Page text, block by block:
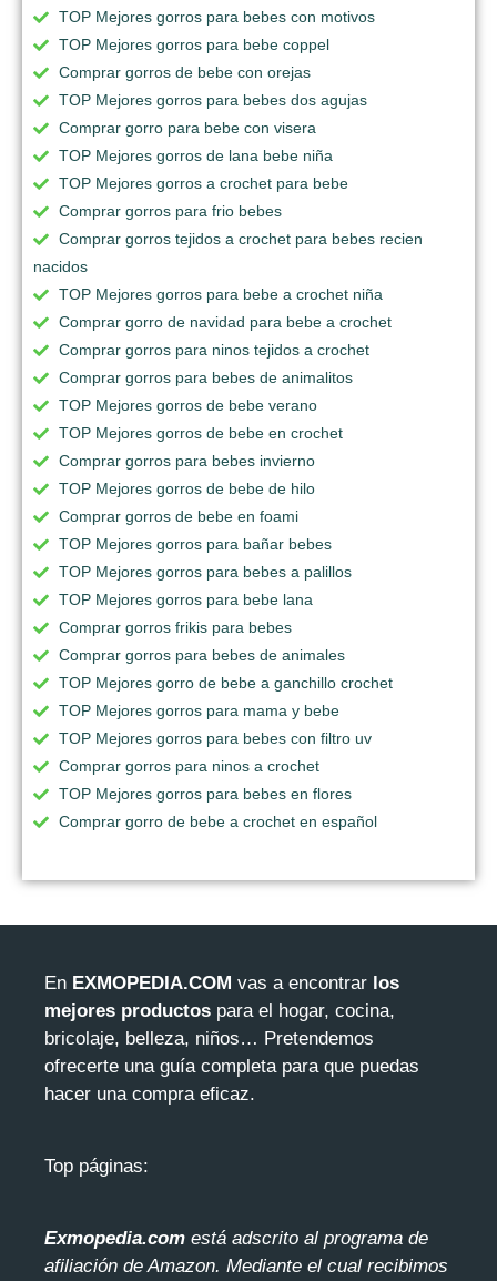
TOP Mejores gorros para bebes con motivos
TOP Mejores gorros para bebe coppel
Comprar gorros de bebe con orejas
TOP Mejores gorros para bebes dos agujas
Comprar gorro para bebe con visera
TOP Mejores gorros de lana bebe niña
TOP Mejores gorros a crochet para bebe
Comprar gorros para frio bebes
Comprar gorros tejidos a crochet para bebes recien
nacidos
TOP Mejores gorros para bebe a crochet niña
Comprar gorro de navidad para bebe a crochet
Comprar gorros para ninos tejidos a crochet
Comprar gorros para bebes de animalitos
TOP Mejores gorros de bebe verano
TOP Mejores gorros de bebe en crochet
Comprar gorros para bebes invierno
TOP Mejores gorros de bebe de hilo
Comprar gorros de bebe en foami
TOP Mejores gorros para bañar bebes
TOP Mejores gorros para bebes a palillos
TOP Mejores gorros para bebe lana
Comprar gorros frikis para bebes
Comprar gorros para bebes de animales
TOP Mejores gorro de bebe a ganchillo crochet
TOP Mejores gorros para mama y bebe
TOP Mejores gorros para bebes con filtro uv
Comprar gorros para ninos a crochet
TOP Mejores gorros para bebes en flores
Comprar gorro de bebe a crochet en español
En EXMOPEDIA.COM vas a encontrar los
mejores productos para el hogar, cocina,
bricolaje, belleza, niños… Pretendemos
ofrecerte una guía completa para que puedas
hacer una compra eficaz.
Top páginas:
Exmopedia.com está adscrito al programa de
afiliación de Amazon. Mediante el cual recibimos